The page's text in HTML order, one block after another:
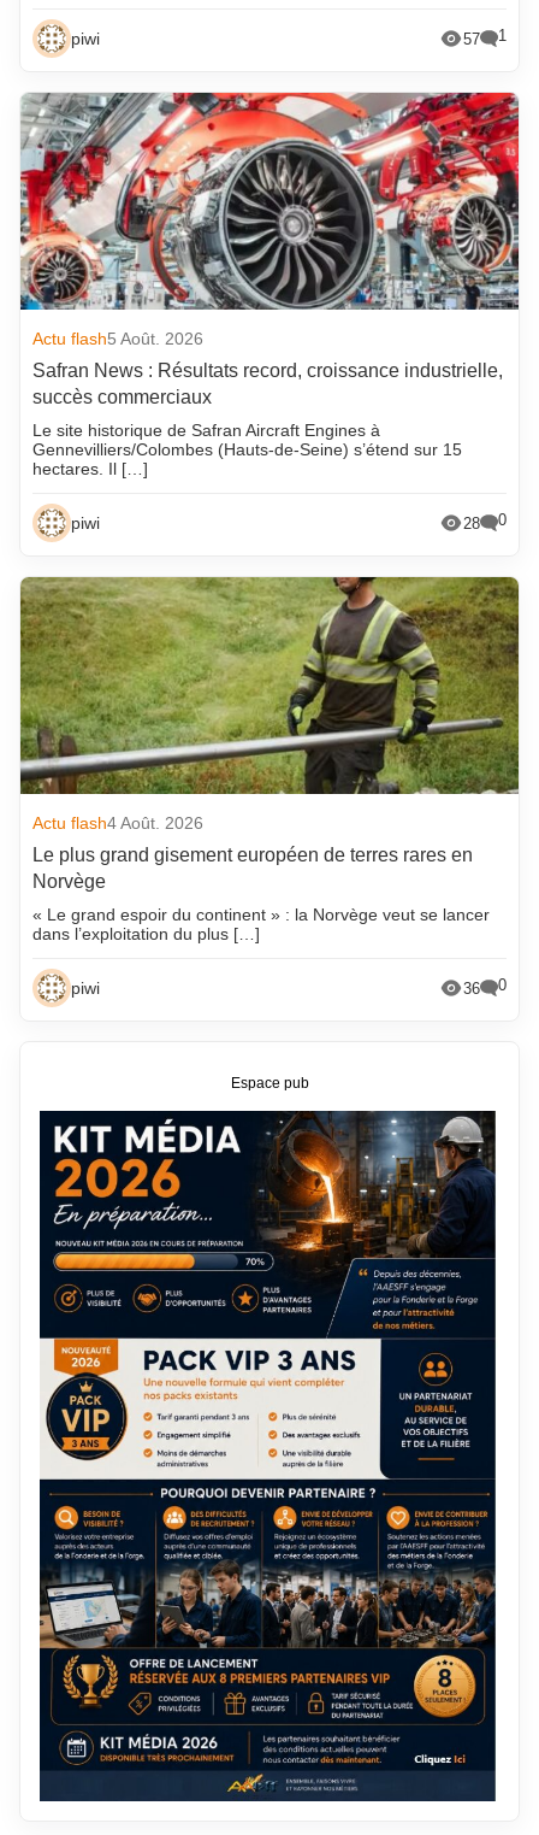
piwi 57 1
Actu flash5 Août. 2026
Safran News : Résultats record, croissance industrielle,
succès commerciaux
Le site historique de Safran Aircraft Engines à
Gennevilliers/Colombes (Hauts-de-Seine) s’étend sur 15
hectares. Il […]
piwi 28 0
Actu flash4 Août. 2026
Le plus grand gisement européen de terres rares en
Norvège
« Le grand espoir du continent » : la Norvège veut se lancer
dans l’exploitation du plus […]
piwi 36 0
Espace pub